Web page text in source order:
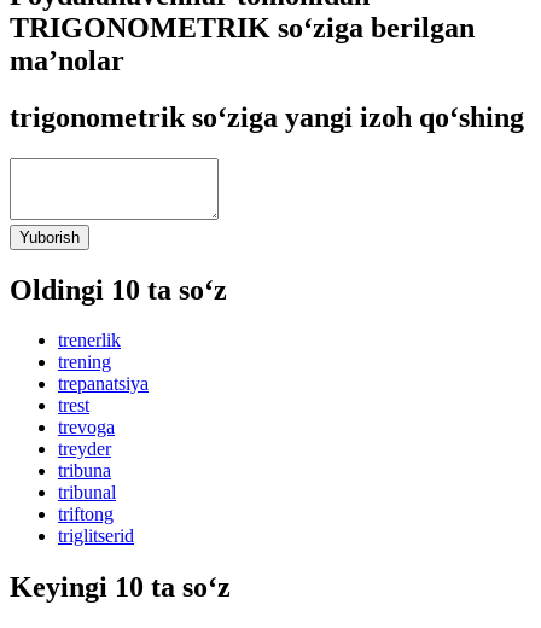
TRIGONOMETRIK so‘ziga berilgan
ma’nolar
trigonometrik so‘ziga yangi izoh qo‘shing
Yuborish
Oldingi 10 ta so‘z
trenerlik
trening
trepanatsiya
trest
trevoga
treyder
tribuna
tribunal
triftong
triglitserid
Keyingi 10 ta so‘z